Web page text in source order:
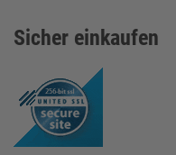
Sicher einkaufen